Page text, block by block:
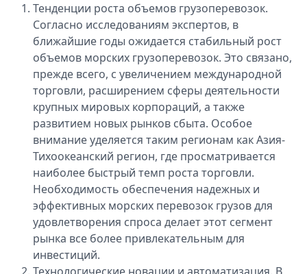
Тенденции роста объемов грузоперевозок.
Согласно исследованиям экспертов, в
ближайшие годы ожидается стабильный рост
объемов морских грузоперевозок. Это связано,
прежде всего, с увеличением международной
торговли, расширением сферы деятельности
крупных мировых корпораций, а также
развитием новых рынков сбыта. Особое
внимание уделяется таким регионам как Азия-
Тихоокеанский регион, где просматривается
наиболее быстрый темп роста торговли.
Необходимость обеспечения надежных и
эффективных морских перевозок грузов для
удовлетворения спроса делает этот сегмент
рынка все более привлекательным для
инвестиций.